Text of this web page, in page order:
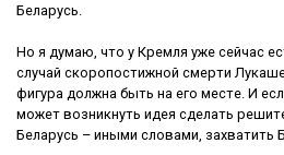
Беларусь.
Но я думаю, что у Кремля уже сейчас
случай скоропостижной смерти
фигура должна быть на его месте. И
может возникнуть идея сделать
Беларусь – иными словами, захватить